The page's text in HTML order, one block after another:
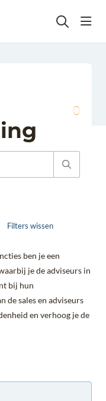
0
Filters wissen
ben je een
je de adviseurs in
bij hun
de sales en adviseurs
en verhoog je de